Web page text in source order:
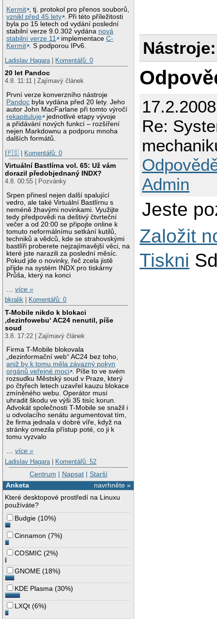
Kermit , tj. protokol pro přenos souborů,
vznikl před 45 lety . Při této příležitosti
byla po 15 letech od vydání poslední
stabilní verze 9.0.302 vydána nová
stabilní verze 11
implementaceC-
Kermit . S podporou IPv6.
Ladislav Hagara | Komentářů: 0
20 let Pandoc
4.8. 11:11 | Zajímavý článek
První verze konverzního nástroje
Pandoc byla vydána před 20 lety. Jeho
autor John MacFarlane při tomto výročí
rekapituluje
jednotlivé etapy vývoje
a přidávání nových funkcí – rozšíření
nejen Markdownu a podporu mnoha
dalších formátů.
|🇵🇸 | Komentářů: 0
Virtuální Bastlírna vol. 65: Už vám
dorazil předobjednaný INDX?
4.8. 00:55 | Pozvánky
Srpen přinesl nejen další spalující
vedro, ale také Virtuální Bastlírnu s
neméně žhavými novinkami. Využijte
tedy předpovědi na deštivý čtvrteční
večer a od 20:00 se připojte online k
tomuto neformálnímu setkání kutilů,
techniků a vědců, kde se strahovskými
bastlíři proberete nejzajímavější věci, na
které jste narazili za poslední měsíc.
Pokud jde o novinky, řeč zcela jistě
přijde na systém INDX pro tiskárny
Průša, který na konci
…více »
bkralik
Komentářů: 0
T-Mobile nikdo k blokaci
‚dezinfowebu‘ AC24 nenutil, píše
soud
3.8. 17:22 | Zajímavý článek
Firma T-Mobile blokovala
„dezinformační web“ AC24 bez toho,
aniž by k tomu měla závazný pokyn
orgánů veřejné moci . Píše to ve svém
rozsudku Městský soud v Praze, který
po čtyřech letech uzavřel kauzu blokace
zmíněného webu. Operátor musí
uhradit škodu ve výši 35 tisíc korun.
Advokát společnosti T-Mobile se snažil i
u odvolacího senátu argumentovat tím,
že firma jednala v dobré víře, když na
stránky omezila přístup poté, co ji k
tomu vyzvalo
…více »
Ladislav Hagara | Komentářů: 52
Centrum | Napsat| Starší
navrhněte »
Anketa
Které desktopové prostředí na Linuxu
používáte?
Budgie (10%)
Cinnamon (7%)
COSMIC (2%)
GNOME (18%)
KDE Plasma (30%)
LXQt (6%)
Nástroje:
Re:
Admin
Jeste
Založit
Tiskni